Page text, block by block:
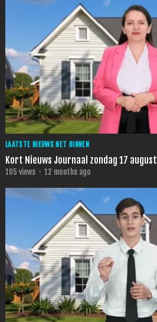
LAATSTE NIEUWS NET BINNEN
Kort Nieuws Journaal zondag 17
105 views · 12 months ago